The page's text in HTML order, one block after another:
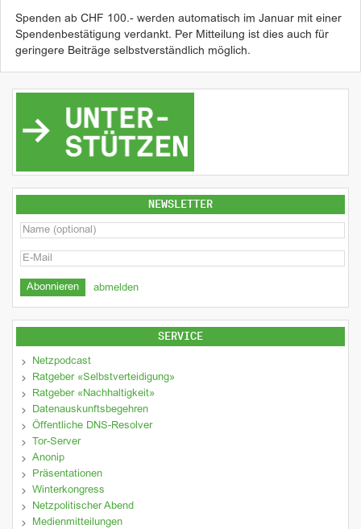
Spenden ab CHF 100.- werden automatisch im Januar mit einer
Spendenbestätigung verdankt. Per Mitteilung ist dies auch für
geringere Beiträge selbstverständlich möglich.
NEWSLETTER
abmelden
SERVICE
Netzpodcast
Ratgeber «Selbstverteidigung»
Ratgeber «Nachhaltigkeit»
Datenauskunftsbegehren
Öffentliche DNS-Resolver
Tor-Server
Anonip
Präsentationen
Winterkongress
Netzpolitischer Abend
Medienmitteilungen